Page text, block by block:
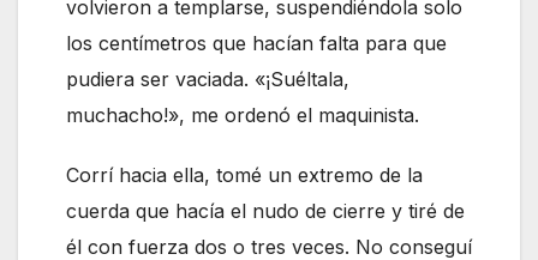
volvieron a templarse, suspendiéndola solo
los centímetros que hacían falta para que
pudiera ser vaciada. «¡Suéltala,
muchacho!», me ordenó el maquinista.
Corrí hacia ella, tomé un extremo de la
cuerda que hacía el nudo de cierre y tiré de
él con fuerza dos o tres veces. No conseguí